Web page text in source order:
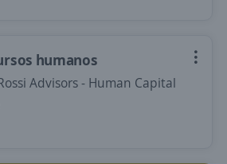
humanos
Advisors - Human Capital